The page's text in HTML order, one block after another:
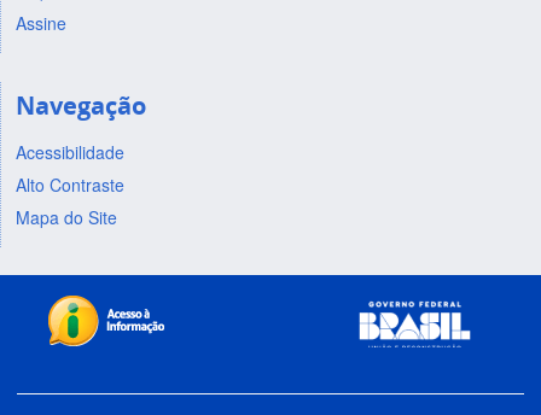
Assine
Navegação
Acessibilidade
Alto Contraste
Mapa do Site